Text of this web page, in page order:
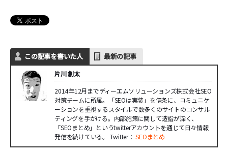
この記事を書いた人 最新の記事
片川 創太
2014年12月までディーエムソリューションズ株式会社SEO
対策チームに所属。「SEOは実装」を信条に、コミュニケ
ーションを重視するスタイルで数多くのサイトのコンサル
ティングを手がける。内部施策に関して造詣が深く、
「SEOまとめ」というtwitterアカウントを通じて日々情報
発信を続けている。 Twitter：SEOまとめ